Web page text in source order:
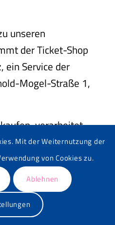
unseren
der Ticket-Shop
ein Service der
Mogel-Straße 1,
verarbeitet
um den
durchzuführen und
In diesem
Bestandsdaten (z.B.
(z.B. E-
Mit der Weiternutzung der
von Cookies zu.
Ablehnen